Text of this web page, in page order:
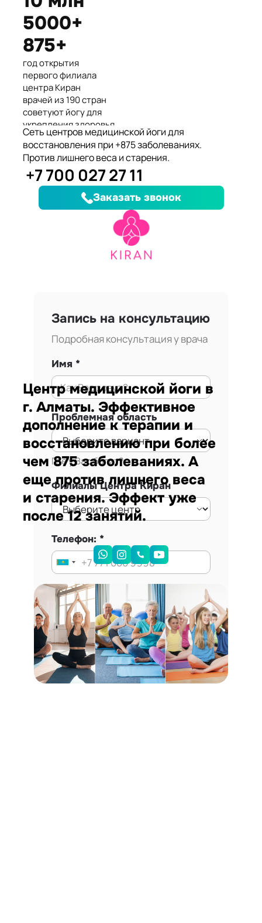
Международные призеры 2-го
Азиатского Чемпионата по
йогасана спорт и единственные
представители Казахстана.
5000+
875+
год открытия
первого филиала
центра Киран
врачей из 190 стран
советуют йогу для
укрепления здоровья
клиентов улучшили
здоровье и
качество жизни
заболеваний, при
которых йога
дополняет лечение
Сеть центров медицинской йоги для
восстановления при +875 заболеваниях.
Против лишнего веса и старения.
+7 700 027 27 11
Заказать звонок
Запись на консультацию
Подробная консультация у врача
Имя
Проблемная область
Где у Вас болит?
Филиалы Центра Киран
Телефон:
Запись на консультацию
Центр медицинской йоги в
г. Алматы. Эффективное
дополнение к терапии и
восстановлению при более
чем 875 заболеваниях. А
еще против лишнего веса
и старения. Эффект уже
после 12 занятий.